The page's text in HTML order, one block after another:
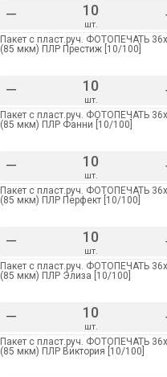
– шт.
Пакет с пласт.руч. ФОТОПЕЧАТЬ
(85 мкм) ПЛР Престиж [10/100]
– шт.
Пакет с пласт.руч. ФОТОПЕЧАТЬ
(85 мкм) ПЛР Фанни [10/100]
– шт.
Пакет с пласт.руч. ФОТОПЕЧАТЬ
(85 мкм) ПЛР Перфект [10/100]
– шт.
Пакет с пласт.руч. ФОТОПЕЧАТЬ
(85 мкм) ПЛР Элиза [10/100]
– шт.
Пакет с пласт.руч. ФОТОПЕЧАТЬ
(85 мкм) ПЛР Виктория [10/100]